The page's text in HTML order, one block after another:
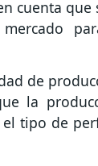
cuenta que
de
la
tipo de